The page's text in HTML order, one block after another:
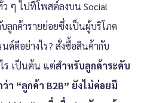
ๆ ไปที่โพสต์ลงบน Social
ลูกค้ารายย่อยซึ่งเป็นผู้บริโภค
ด์ดีอย่างไร? สั่งซื้อสินค้ากับ
ร เป็นต้น แต่สำหรับลูกค้าระดับ
า “ลูกค้า B2B” ยังไม่ค่อยมี